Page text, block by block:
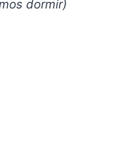
dormir)